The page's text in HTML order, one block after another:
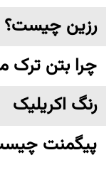
رزین چیست؟
چرا بتن ترک
رنگ اکریلیک
پیگمنت